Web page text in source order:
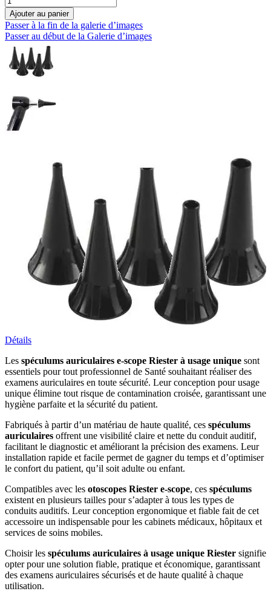
Ajouter au panier
Passer à la fin de la galerie d’images
Passer au début de la Galerie d’images
Détails
Les spéculums auriculaires e-scope Riester à usage unique sont
essentiels pour tout professionnel de Santé souhaitant réaliser des
examens auriculaires en toute sécurité. Leur conception pour usage
unique élimine tout risque de contamination croisée, garantissant une
hygiène parfaite et la sécurité du patient.
Fabriqués à partir d’un matériau de haute qualité, ces spéculums
auriculaires offrent une visibilité claire et nette du conduit auditif,
facilitant le diagnostic et améliorant la précision des examens. Leur
installation rapide et facile permet de gagner du temps et d’optimiser
le confort du patient, qu’il soit adulte ou enfant.
Compatibles avec les otoscopes Riester e-scope, ces spéculums
existent en plusieurs tailles pour s’adapter à tous les types de
conduits auditifs. Leur conception ergonomique et fiable fait de cet
accessoire un indispensable pour les cabinets médicaux, hôpitaux et
services de soins mobiles.
Choisir les spéculums auriculaires à usage unique Riester signifie
opter pour une solution fiable, pratique et économique, garantissant
des examens auriculaires sécurisés et de haute qualité à chaque
utilisation.